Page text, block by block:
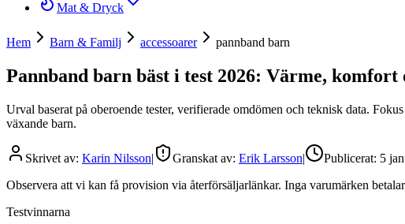
Mat & Dryck
Hem Barn & Familj accessoarer pannband barn
Pannband barn bäst i test 2026: Värme,
Urval baserat på oberoende tester, verifierade omdömen och teknisk data.
växande barn.
Skrivet av: Karin Nilsson| Granskat av: Erik Larsson| Publicerat: 5
Observera att vi kan få provision via återförsäljarlänkar. Inga varumärken
Testvinnarna